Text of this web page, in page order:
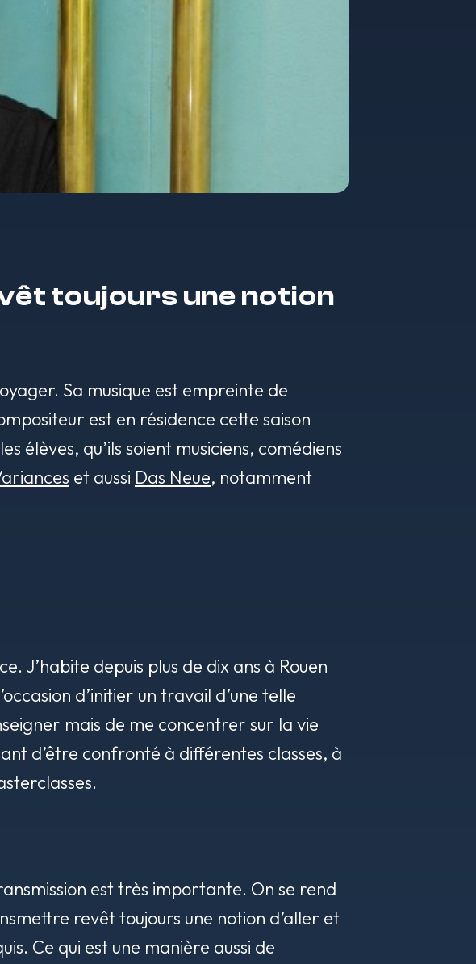
toujours une notion
Sa musique est empreinte de
est en résidence cette saison
élèves, qu’ils soient musiciens, comédiens
et aussi Das Neue, notamment
J’habite depuis plus de dix ans à Rouen
d’initier un travail d’une telle
mais de me concentrer sur la vie
d’être confronté à différentes classes, à
est très importante. On se rend
revêt toujours une notion d’aller et
Ce qui est une manière aussi de